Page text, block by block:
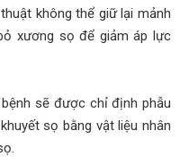
không thể giữ lại mảnh
xương sọ để giảm áp lực
sẽ được chỉ định phẫu
sọ bằng vật liệu nhân